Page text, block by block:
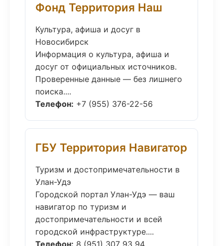
Фонд Территория Наш
Культура, афиша и досуг в
Новосибирск
Информация о культура, афиша и
досуг от официальных источников.
Проверенные данные — без лишнего
поиска....
Телефон: +7 (955) 376-22-56
ГБУ Территория Навигатор
Туризм и достопримечательности в
Улан-Удэ
Городской портал Улан-Удэ — ваш
навигатор по туризм и
достопримечательности и всей
городской инфраструктуре....
Телефон: 8 (951) 307 93 94